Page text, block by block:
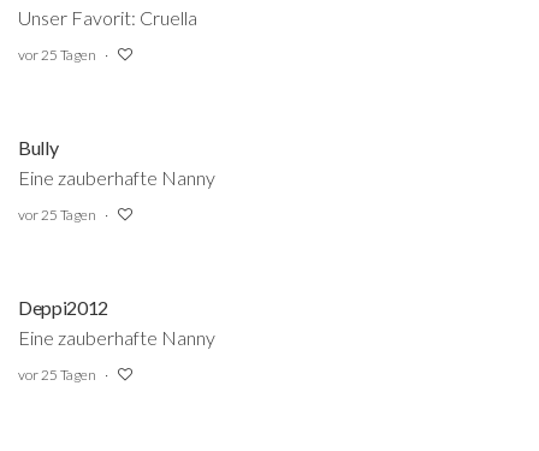
Unser Favorit: Cruella
vor 25 Tagen
Bully
Eine zauberhafte Nanny
vor 25 Tagen
Deppi2012
Eine zauberhafte Nanny
vor 25 Tagen